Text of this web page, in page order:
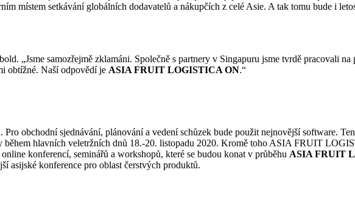
místem setkávání globálních dodavatelů a nákupčích z celé Asie. A tak tomu bude i
„Jsme samozřejmě zklamáni. Společně s partnery v Singapuru jsme tvrdě pracovali
obtížné. Naší odpovědí je ASIA FRUIT LOGISTICA ON.“
obchodní sjednávání, plánování a vedení schůzek bude použit nejnovější software.
hlavních veletržních dnů 18.-20. listopadu 2020. Kromě toho ASIA FRUIT
konferencí, seminářů a workshopů, které se budou konat v průběhu ASIA FRUIT
asijské konference pro oblast čerstvých produktů.